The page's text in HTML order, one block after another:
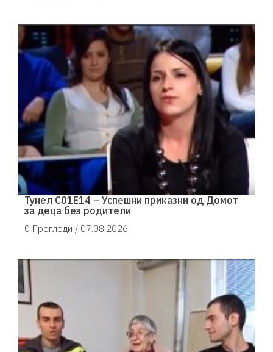
Тунел С01Е14 – Успешни приказни од Домот
за деца без родители
0 Прегледи / 07.08.2026